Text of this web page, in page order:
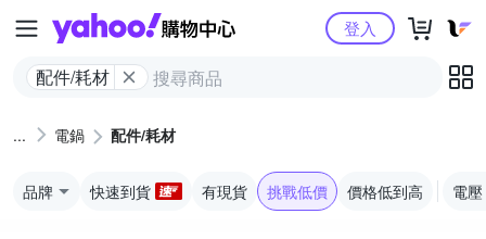
Yahoo購物中心
配件/耗材
登入
電鍋 配件/耗材
品牌 快速到貨 有現貨 挑戰低價 價格低到高 電壓